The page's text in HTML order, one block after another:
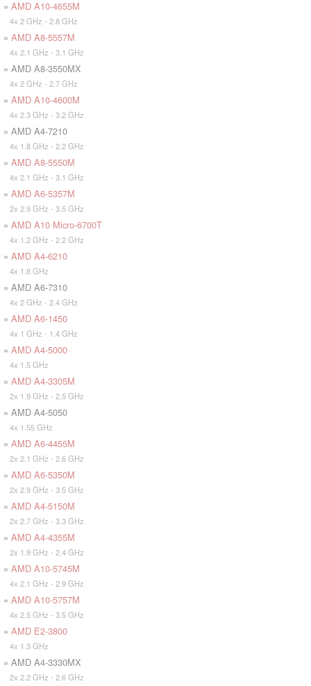
» AMD A10-4655M
4x 2 GHz - 2.8 GHz
» AMD A8-5557M
4x 2.1 GHz - 3.1 GHz
» AMD A8-3550MX
4x 2 GHz - 2.7 GHz
» AMD A10-4600M
4x 2.3 GHz - 3.2 GHz
» AMD A4-7210
4x 1.8 GHz - 2.2 GHz
» AMD A8-5550M
4x 2.1 GHz - 3.1 GHz
» AMD A6-5357M
2x 2.9 GHz - 3.5 GHz
» AMD A10 Micro-6700T
4x 1.2 GHz - 2.2 GHz
» AMD A4-6210
4x 1.8 GHz
» AMD A6-7310
4x 2 GHz - 2.4 GHz
» AMD A6-1450
4x 1 GHz - 1.4 GHz
» AMD A4-5000
4x 1.5 GHz
» AMD A4-3305M
2x 1.9 GHz - 2.5 GHz
» AMD A4-5050
4x 1.55 GHz
» AMD A6-4455M
2x 2.1 GHz - 2.6 GHz
» AMD A6-5350M
2x 2.9 GHz - 3.5 GHz
» AMD A4-5150M
2x 2.7 GHz - 3.3 GHz
» AMD A4-4355M
2x 1.9 GHz - 2.4 GHz
» AMD A10-5745M
4x 2.1 GHz - 2.9 GHz
» AMD A10-5757M
4x 2.5 GHz - 3.5 GHz
» AMD E2-3800
4x 1.3 GHz
» AMD A4-3330MX
2x 2.2 GHz - 2.6 GHz